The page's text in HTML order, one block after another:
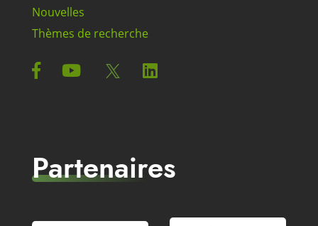
Nouvelles
Thèmes de recherche
Partenaires